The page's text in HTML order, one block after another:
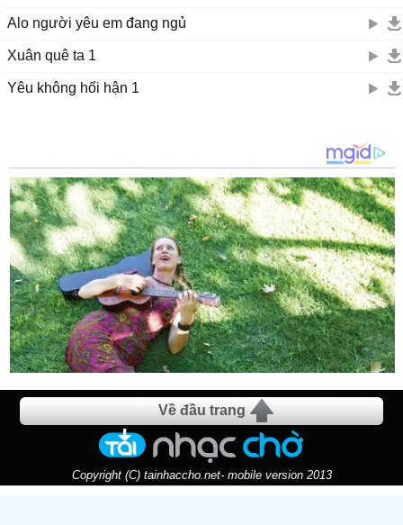
Alo người yêu em đang ngủ
Xuân quê ta 1
Yêu không hối hận 1
Về đầu trang
Copyright (C) tainhaccho.net- mobile version 2013